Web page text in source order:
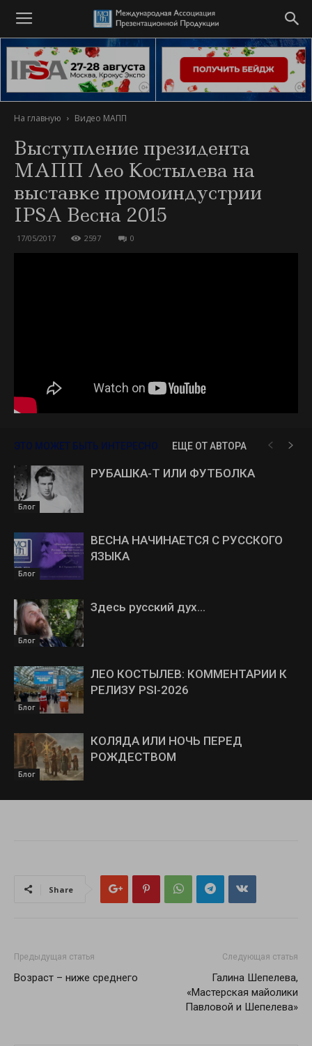
На главную Видео МАПП
Выступление президента
МАПП Лео Костылева на
выставке промоиндустрии
IPSA Весна 2015
17/05/2017 2597 0
ЭТО МОЖЕТ БЫТЬ ИНТЕРЕСНО ЕЩЕ ОТ АВТОРА
Блог
РУБАШКА-Т ИЛИ ФУТБОЛКА
Блог
ВЕСНА НАЧИНАЕТСЯ С РУССКОГО
ЯЗЫКА
Блог
Здесь русский дух…
Блог
ЛЕО КОСТЫЛЕВ: КОММЕНТАРИИ К
РЕЛИЗУ PSI-2026
Блог
КОЛЯДА ИЛИ НОЧЬ ПЕРЕД
РОЖДЕСТВОМ
Share
Предыдущая статья
Возраст – ниже среднего
Следующая статья
Галина Шепелева,
«Мастерская майолики
Павловой и Шепелева»